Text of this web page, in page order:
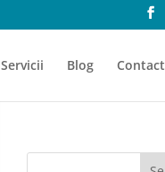
Servicii Blog Contact